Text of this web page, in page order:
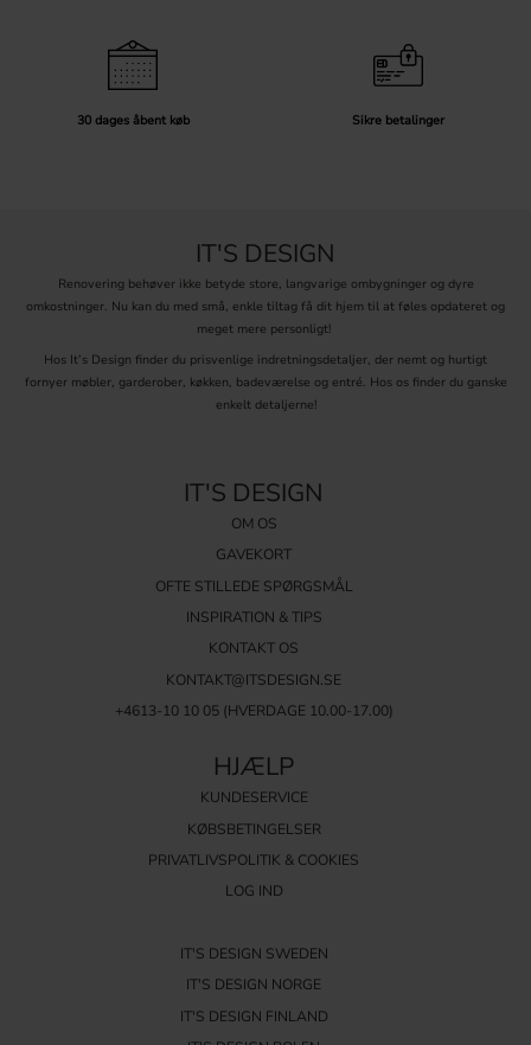
30 dages åbent køb Sikre betalinger
IT'S DESIGN
Renovering behøver ikke betyde store, langvarige ombygninger og dyre
omkostninger. Nu kan du med små, enkle tiltag få dit hjem til at føles opdateret og
meget mere personligt!
Hos It’s Design finder du prisvenlige indretningsdetaljer, der nemt og hurtigt
fornyer møbler, garderober, køkken, badeværelse og entré. Hos os finder du ganske
enkelt detaljerne!
IT'S DESIGN
OM OS
GAVEKORT
OFTE STILLEDE SPØRGSMÅL
INSPIRATION & TIPS
KONTAKT OS
KONTAKT@ITSDESIGN.SE
+4613-10 10 05 (HVERDAGE 10.00-17.00)
HJÆLP
KUNDESERVICE
KØBSBETINGELSER
PRIVATLIVSPOLITIK & COOKIES
LOG IND
IT'S DESIGN SWEDEN
IT'S DESIGN NORGE
IT'S DESIGN FINLAND